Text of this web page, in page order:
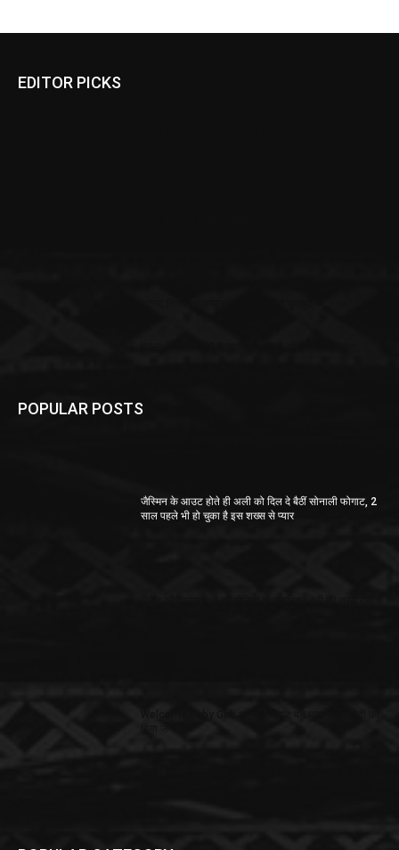
EDITOR PICKS
POPULAR POSTS
जैस्मिन के आउट होते ही अली को दिल दे बैठीं सोनाली फोगाट, 2
साल पहले भी हो चुका है इस शख्स से प्यार